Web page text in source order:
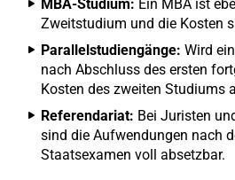
MBA-Studium: Ein MBA ist
Zweitstudium und die Kosten
Parallelstudiengänge: Wird
nach Abschluss des ersten
Kosten des zweiten Studiums
Referendariat: Bei Juristen
sind die Aufwendungen nach
Staatsexamen voll absetzbar.